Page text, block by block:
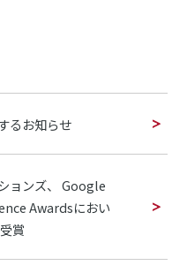
るお知らせ
ョンズ、 Google
Awardsにおい
賞